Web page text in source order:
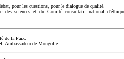
pour les questions, pour le dialogue de qualité.
des sciences et du Comité consultatif national
de la Paix.
Ambassadeur de Mongolie